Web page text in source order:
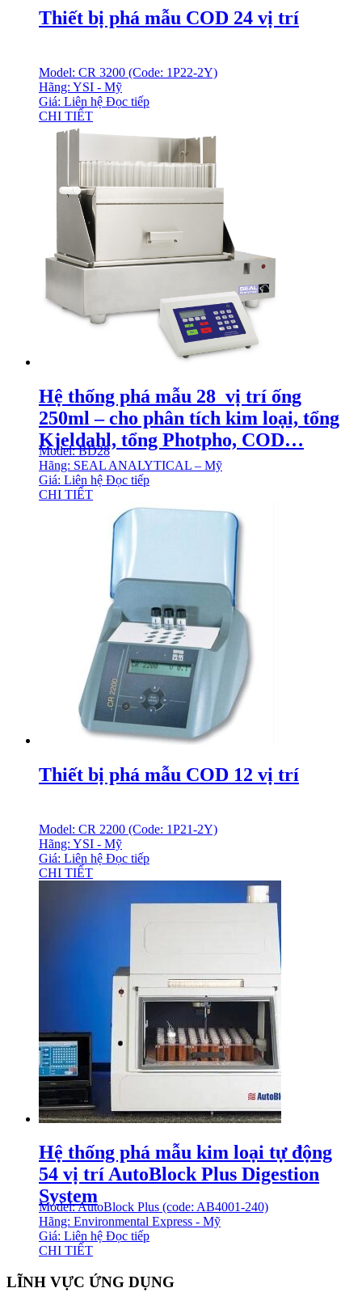
Thiết bị phá mẫu COD 24 vị trí
Model: CR 3200 (Code: 1P22-2Y)
Hãng: YSI - Mỹ
Giá: Liên hệ Đọc tiếp
CHI TIẾT
Hệ thống phá mẫu 28 vị trí ống
250ml – cho phân tích kim loại, tổng
Kjeldahl, tổng Photpho, COD…
Model: BD28
Hãng: SEAL ANALYTICAL – Mỹ
Giá: Liên hệ Đọc tiếp
CHI TIẾT
Thiết bị phá mẫu COD 12 vị trí
Model: CR 2200 (Code: 1P21-2Y)
Hãng: YSI - Mỹ
Giá: Liên hệ Đọc tiếp
CHI TIẾT
Hệ thống phá mẫu kim loại tự động
54 vị trí AutoBlock Plus Digestion
System
Model: AutoBlock Plus (code: AB4001-240)
Hãng: Environmental Express - Mỹ
Giá: Liên hệ Đọc tiếp
CHI TIẾT
LĨNH VỰC ỨNG DỤNG